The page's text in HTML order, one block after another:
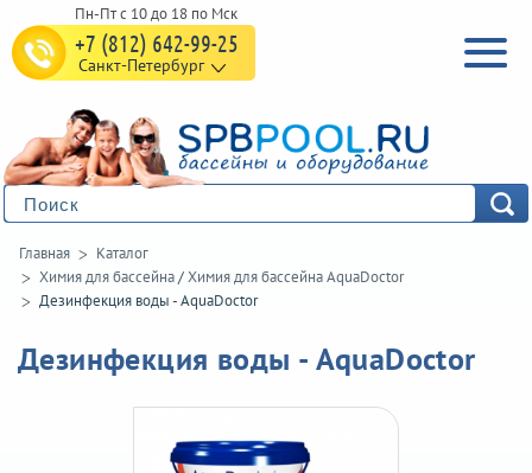
+7 (812) 642-99-25
Санкт-Петербург
Главная
Каталог
Химия для бассейна/Химия для бассейна AquaDoctor
Дезинфекция воды - AquaDoctor
Дезинфекция воды - AquaDoctor